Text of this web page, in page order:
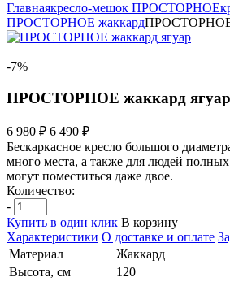
Главнаякресло-мешок ПРОСТОРНОЕ
ПРОСТОРНОЕ жаккардПРОСТОРНОЕ
-7%
ПРОСТОРНОЕ жаккард ягуар
6 980 ₽ 6 490 ₽
Бескаркасное кресло большого
много места, а также для людей
могут поместиться даже двое.
Количество:
-
+
Купить в один клик В корзину
Характеристики О доставке и оплате
Материал
Жаккард
Высота, см
120